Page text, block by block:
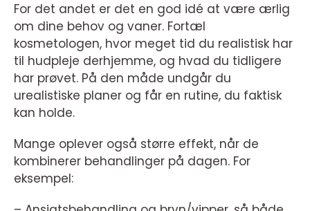
For det andet er det en god idé at være ærlig
om dine behov og vaner. Fortæl
kosmetologen, hvor meget tid du realistisk har
til hudpleje derhjemme, og hvad du tidligere
har prøvet. På den måde undgår du
urealistiske planer og får en rutine, du faktisk
kan holde.
Mange oplever også større effekt, når de
kombinerer behandlinger på dagen. For
eksempel: